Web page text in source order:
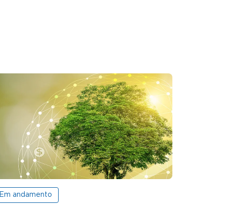
Em andamento